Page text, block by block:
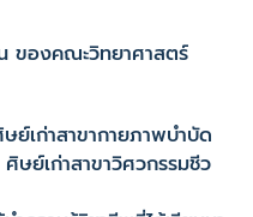
ของคณะวิทยาศาสตร์
ย์เก่าสาขากายภาพบำบัด
ษย์เก่าสาขาวิศวกรรมชีว